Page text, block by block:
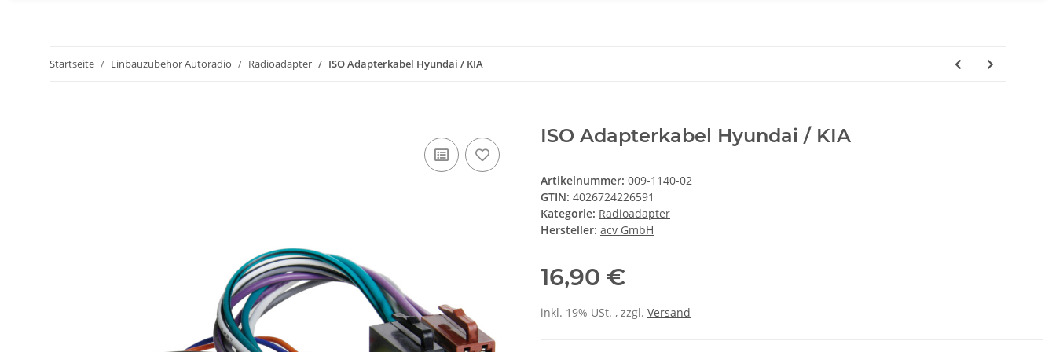
Startseite Einbauzubehör Autoradio Radioadapter ISO Adapterkabel Hyundai / KIA
ISO Adapterkabel Hyundai / KIA
Artikelnummer: 009-1140-02
GTIN: 4026724226591
Kategorie: Radioadapter
Hersteller: acv GmbH
16,90 €
inkl. 19% USt. , zzgl. Versand